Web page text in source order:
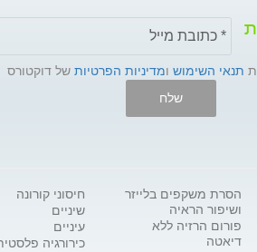
תנאי השימוש ומדיניות הפרטיות של דוקטורס
שלח
הסרת משקפים בלייזר
ושיפור הראיה
פורום הרזיה ללא
דיאטה
חיסוני קורונה
שיניים
עיניים
כירורגיה